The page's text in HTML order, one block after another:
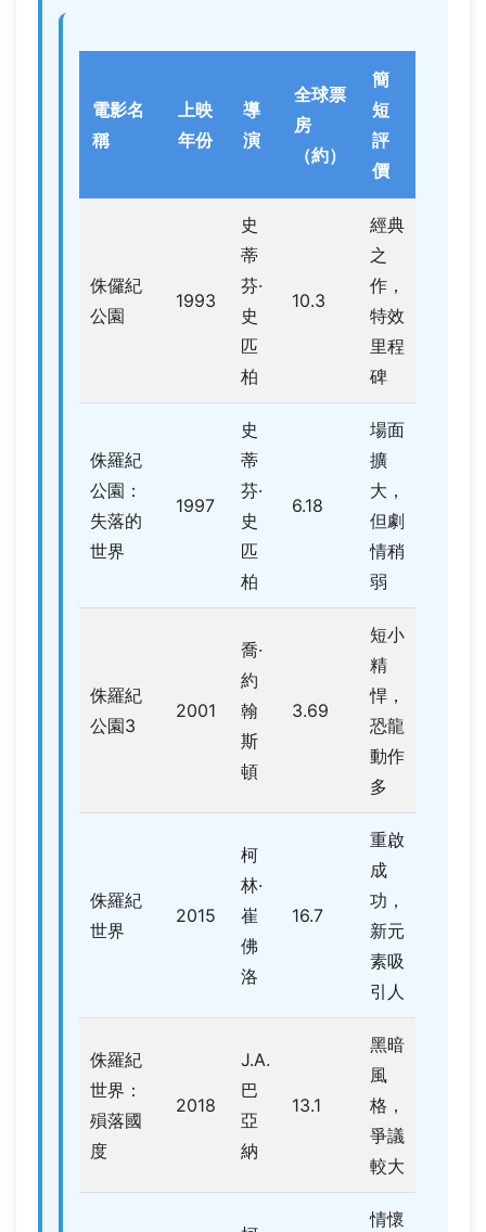
電影名
稱
上映
年份
導
演
全球票
房
（約）
簡
短
評
價
侏儸紀
公園
1993
史
蒂
芬·
史
匹
柏
10.3
經典
之
作，
特效
里程
碑
侏羅紀
公園：
失落的
世界
1997
史
蒂
芬·
史
匹
柏
6.18
場面
擴
大，
但劇
情稍
弱
侏羅紀
公園3
2001
喬·
約
翰
斯
頓
3.69
短小
精
悍，
恐龍
動作
多
侏羅紀
世界
2015
柯
林·
崔
佛
洛
16.7
重啟
成
功，
新元
素吸
引人
侏羅紀
世界：
殞落國
度
2018
J.A.
巴
亞
納
13.1
黑暗
風
格，
爭議
較大
情懷